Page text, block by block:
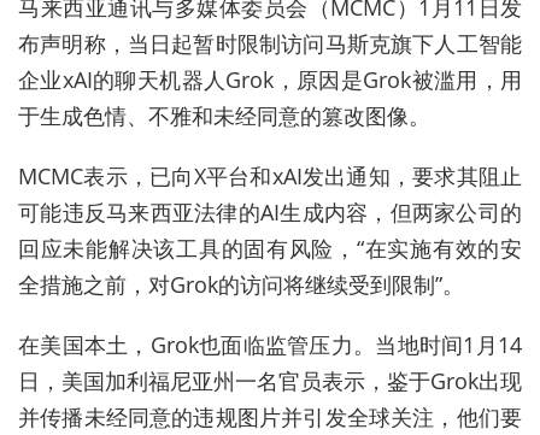
马来西亚通讯与多媒体委员会（MCMC）1月11日发
布声明称，当日起暂时限制访问马斯克旗下人工智能
企业xAI的聊天机器人Grok，原因是Grok被滥用，用
于生成色情、不雅和未经同意的篡改图像。
MCMC表示，已向X平台和xAI发出通知，要求其阻止
可能违反马来西亚法律的AI生成内容，但两家公司的
回应未能解决该工具的固有风险，“在实施有效的安
全措施之前，对Grok的访问将继续受到限制”。
在美国本土，Grok也面临监管压力。当地时间1月14
日，美国加利福尼亚州一名官员表示，鉴于Grok出现
并传播未经同意的违规图片并引发全球关注，他们要